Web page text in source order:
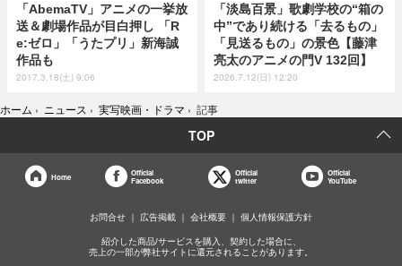
「AbemaTV」アニメの一挙放
送＆劇場作品が目白押し 「R
e:ゼロ」「うたプリ」新海誠
作品も
2017.3.18(土) 9:06
「淡島百景」歌劇学校の“箱の
中”であり続ける「去るもの」
「見送るもの」の景色【藤津
亮太のアニメの門V 132回】
2026.7.12(日) 12:20
ホーム › ニュース › 実写映画・ドラマ › 記事
TOP
Home
Official
Facebook
Official
twitter
Official
YouTube
お問合せ 広告掲載 会社概要 個人情報保護方針
紹介した商品/サービスを購入、契約した場合に、
売上の一部が弊社サイトに還元されることがあります。